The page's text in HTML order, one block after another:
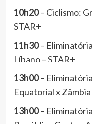
10h20– Ciclismo:
STAR+
11h30–
Líbano – STAR+
13h00–
Equatorial x
13h00–